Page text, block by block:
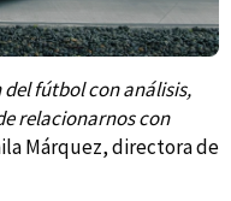
fútbol con análisis,
relacionarnos con
Márquez, directora de